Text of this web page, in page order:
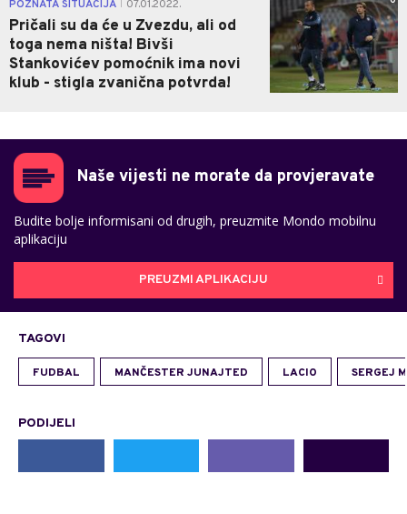
POZNATA SITUACIJA 07.01.2022.
Pričali su da će u Zvezdu, ali od
toga nema ništa! Bivši
Stankovićev pomoćnik ima novi
klub - stigla zvanična potvrda!
Naše vijesti ne morate da provjeravate
Budite bolje informisani od drugih, preuzmite Mondo mobilnu
aplikaciju
PREUZMI APLIKACIJU
TAGOVI
FUDBAL MANČESTER JUNAJTED LACIO SERGEJ
PODIJELI